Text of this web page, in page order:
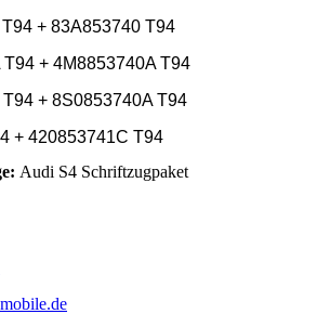
+ 83A853740 T94
+ 4M8853740A T94
+ 8S0853740A T94
+ 420853741C T94
Audi S4 Schriftzugpaket